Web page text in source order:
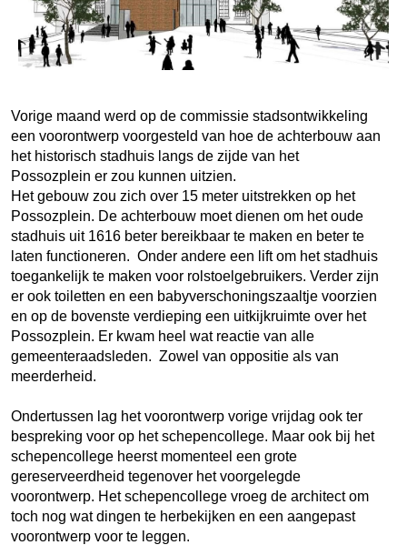
Vorige maand werd op de commissie stadsontwikkeling
een voorontwerp voorgesteld van hoe de achterbouw aan
het historisch stadhuis langs de zijde van het
Possozplein er zou kunnen uitzien.
Het gebouw zou zich over 15 meter uitstrekken op het
Possozplein. De achterbouw moet dienen om het oude
stadhuis uit 1616 beter bereikbaar te maken en beter te
laten functioneren. Onder andere een lift om het stadhuis
toegankelijk te maken voor rolstoelgebruikers. Verder zijn
er ook toiletten en een babyverschoningszaaltje voorzien
en op de bovenste verdieping een uitkijkruimte over het
Possozplein. Er kwam heel wat reactie van alle
gemeenteraadsleden. Zowel van oppositie als van
meerderheid.
Ondertussen lag het voorontwerp vorige vrijdag ook ter
bespreking voor op het schepencollege. Maar ook bij het
schepencollege heerst momenteel een grote
gereserveerdheid tegenover het voorgelegde
voorontwerp. Het schepencollege vroeg de architect om
toch nog wat dingen te herbekijken en een aangepast
voorontwerp voor te leggen.